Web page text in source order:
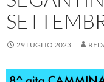
29 LUGLIO 2023